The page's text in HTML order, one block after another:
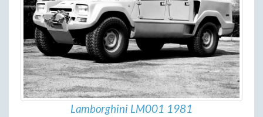
Lamborghini LM001 1981